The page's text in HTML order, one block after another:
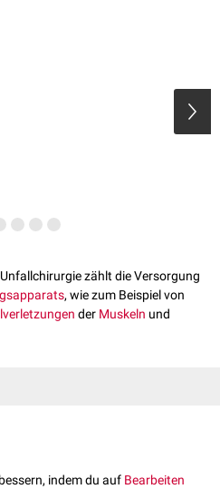
zählt die Versorgung
, wie zum Beispiel von
der Muskeln und
und der Orthopädie sind
in Deutschland eine gemeinsame
Davon müssen jeweils 6
indem du auf Bearbeiten